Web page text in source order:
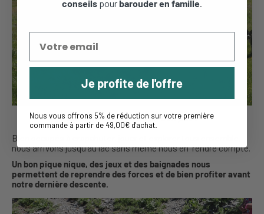
La famille marche d’un bon pas !
Bien occupés à crapahuter, jouer et explorer tous ensemble,
nous arrivons jusqu’au lac sans même nous en rendre compte.
Un bon pique nique, des jeux et des baignades nous
permettent de reprendre des forces et de bien profiter avant
notre dernière descente.
conseils pourbarouder en famille.
Je profite de l'offre
Nous vous offrons 5% de réduction sur votre première
commande à partir de 49,00€ d'achat.